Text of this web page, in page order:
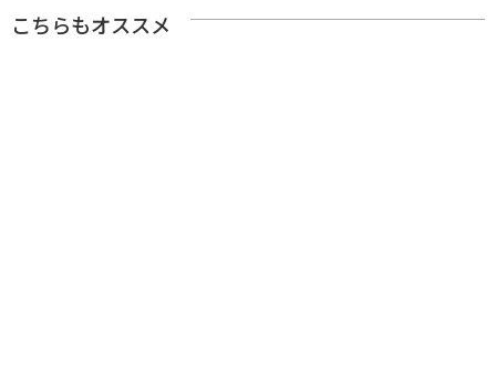
こちらもオススメ